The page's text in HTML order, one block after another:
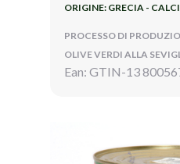
ORIGINE: GRECIA -
PROCESSO DI
OLIVE VERDI ALLA
Ean: GTIN-13